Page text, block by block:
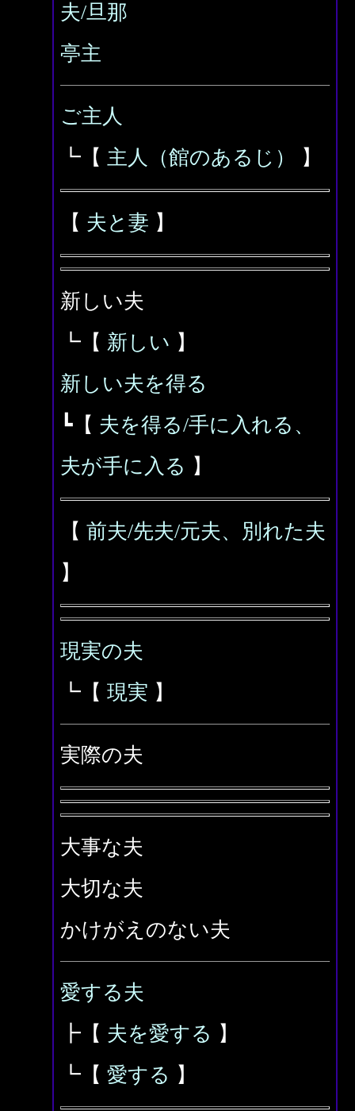
夫/旦那
亭主
ご主人
┗【 主人（館のあるじ） 】
【 夫と妻 】
新しい夫
┗【 新しい 】
新しい夫を得る
┗【 夫を得る/手に入れる、
夫が手に入る 】
【 前夫/先夫/元夫、別れた夫
】
現実の夫
┗【 現実 】
実際の夫
大事な夫
大切な夫
かけがえのない夫
愛する夫
┣【 夫を愛する 】
┗【 愛する 】